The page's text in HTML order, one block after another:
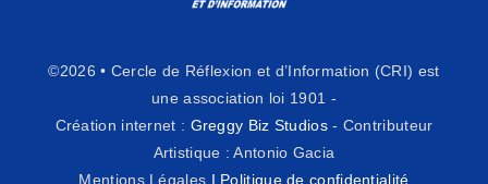
©2026 • Cercle de Réflexion et d’Information (CRI) est
une association loi 1901 -
Création internet : Greggy Biz Studios- Contributeur
Artistique : Antonio Gacia
Mentions Légales I Politique de confidentialité